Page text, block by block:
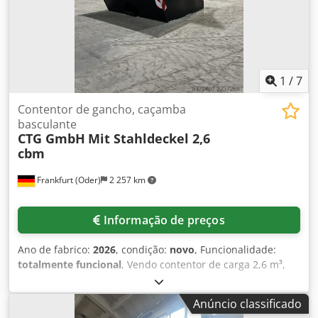
1 /7
Frankfurt (Oder) 2 257 km
Contentor de gancho, caçamba
basculante
CTG GmbH Mit Stahldeckel 2,6
cbm
Informação de preços
Ano de fabrico: 2026, condição: novo, Funcionalidade:
totalmente funcional, Vendo contentor de carga 2,6 m³,
com tampa de aço. Descrição do produto: À venda, um
contentor de carga de 2,6 m³ com tampa de aço, ideal para
o transporte e armazenamento de resíduos, materiais a
Anúncio classificado